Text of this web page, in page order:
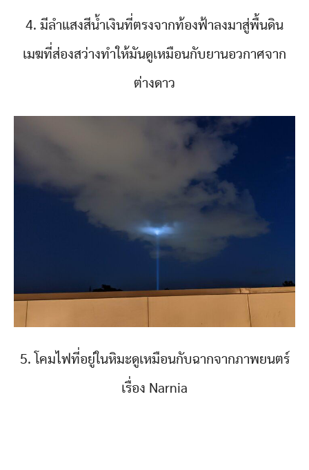
4. มีลำแสงสีน้ำเงินที่ตรงจากท้องฟ้าลงมาสู่พื้นดิน
เมฆที่ส่องสว่างทำให้มันดูเหมือนกับยานอวกาศจาก
ต่างดาว
5. โคมไฟที่อยู่ในหิมะดูเหมือนกับฉากจากภาพยนตร์
เรื่อง Narnia